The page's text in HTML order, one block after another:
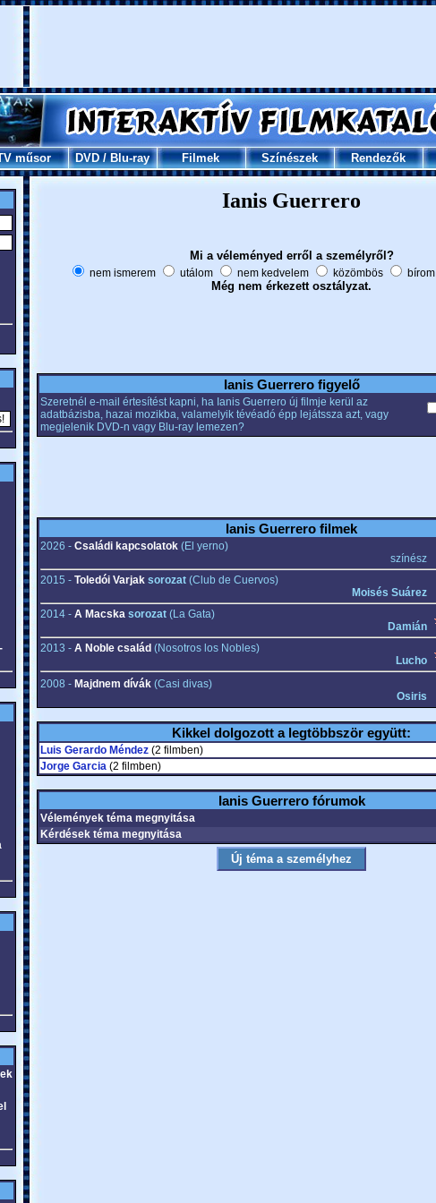
műsor DVD/Blu-ray Filmek Színészek Rendezők
Ianis Guerrero
Mi a véleményed erről a személyről?
nem ismerem utálom nem kedvelem közömbös bírom
Még nem érkezett osztályzat.
Ianis Guerrero figyelő
Szeretnél e-mail értesítést kapni, ha Ianis Guerrero új filmje kerül az
adatbázisba, hazai mozikba, valamelyik tévéadó épp lejátssza azt, vagy
megjelenik DVD-n vagy Blu-ray lemezen?
Ianis Guerrero filmek
2026 - Családi kapcsolatok(El yerno)
színész
2015 - Toledói Varjak sorozat(Club de Cuervos)
Moisés Suárez
2014 - A Macska sorozat(La Gata)
Damián
2013 - A Noble család (Nosotros los Nobles)
Lucho
2008 - Majdnem dívák(Casi divas)
Osiris
Kikkel dolgozott a legtöbbször együtt:
Luis Gerardo Méndez(2 filmben)
Jorge Garcia(2 filmben)
Ianis Guerrero fórumok
Vélemények téma megnyitása
Kérdések téma megnyitása